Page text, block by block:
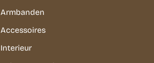
Armbanden
Accessoires
Interieur